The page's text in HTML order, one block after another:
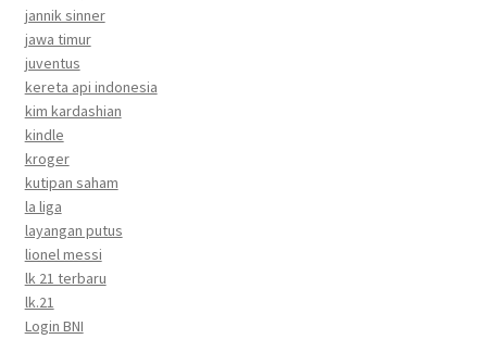
jannik sinner
jawa timur
juventus
kereta api indonesia
kim kardashian
kindle
kroger
kutipan saham
la liga
layangan putus
lionel messi
lk 21 terbaru
lk.21
Login BNI